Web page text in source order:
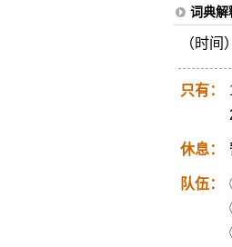
词典解
（时
只有：
休息：
队伍：